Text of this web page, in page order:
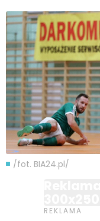
/fot. BIA24.pl/